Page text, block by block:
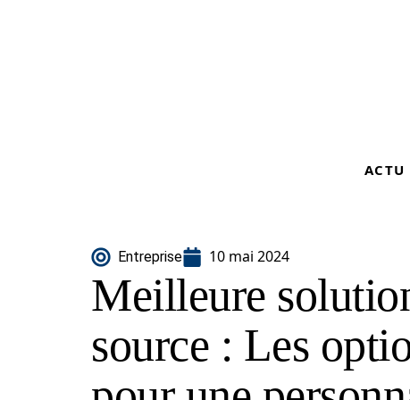
ACTU
Entreprise 10 mai 2024
Meilleure
source : Les